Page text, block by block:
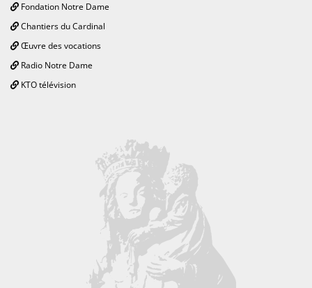
Fondation Notre Dame
Chantiers du Cardinal
Œuvre des vocations
Radio Notre Dame
KTO télévision